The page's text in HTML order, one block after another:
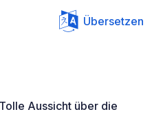
Übersetzen
Aussicht über die